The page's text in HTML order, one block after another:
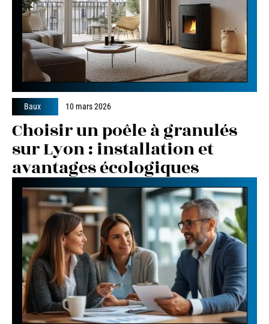
Baux 10 mars 2026
Choisir un poêle à granulés
sur Lyon : installation et
avantages écologiques